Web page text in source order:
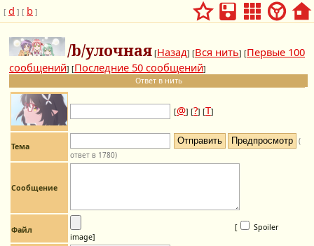
[ d ] [ b ]
/b/улочная [Назад] [Вся нить] [Первые 100
сообщений] [Последние 50 сообщений]
Ответ в нить
[@] [?] [Т]
Тема
(
ответ в 1780)
Сообщение
Файл [
Spoiler
image]